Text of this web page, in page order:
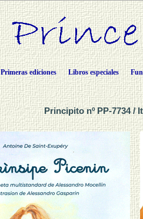
Primeras ediciones Libros especiales
Principito nº PP-7734 /